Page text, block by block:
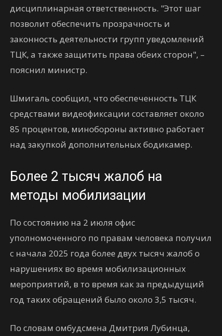
дисциплинарная ответственность. "Этот шаг
позволит обеспечить прозрачность и
законность деятельности групп уведомлений
ТЦК, а также защитить права обеих сторон", –
пояснил министр.
Шмигаль сообщил, что обеспеченность ТЦК
средствами видеофиксации составляет около
85 процентов, минобороны активно работает
над закупкой дополнительных бодикамер.
Более 2 тысяч жалоб на
методы мобилизации
По состоянию на 2 июля офис
уполномоченного по правам человека получил
с начала 2025 года более двух тысяч жалоб о
нарушениях во время мобилизационных
мероприятий, в то время как за предыдущий
год таких обращений было около 3,5 тысяч.
По словам омбудсмена Дмитрия Лубинца,